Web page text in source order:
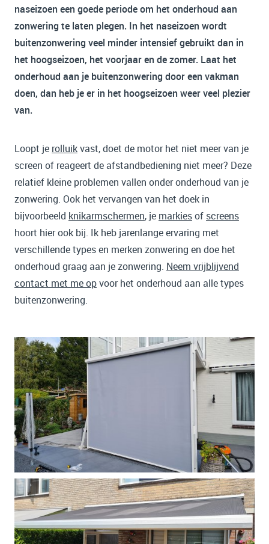
naseizoen een goede periode om het onderhoud aan
zonwering te laten plegen. In het naseizoen wordt
buitenzonwering veel minder intensief gebruikt dan in
het hoogseizoen, het voorjaar en de zomer. Laat het
onderhoud aan je buitenzonwering door een vakman
doen, dan heb je er in het hoogseizoen weer veel plezier
van.
Loopt je rolluikvast, doet de motor het niet meer van je
screen of reageert de afstandbediening niet meer? Deze
relatief kleine problemen vallen onder onderhoud van je
zonwering. Ook het vervangen van het doek in
bijvoorbeeld knikarmschermen, je markiesof screens
hoort hier ook bij. Ik heb jarenlange ervaring met
verschillende types en merken zonwering en doe het
onderhoud graag aan je zonwering. Neem vrijblijvend
contact met me opvoor het onderhoud aan alle types
buitenzonwering.